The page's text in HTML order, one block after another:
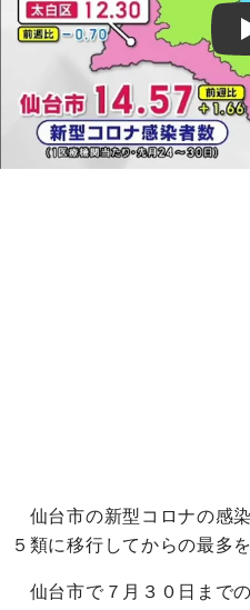
仙台市の新型コロナの感
５類に移行してからの最多
仙台市で７月３０日まで